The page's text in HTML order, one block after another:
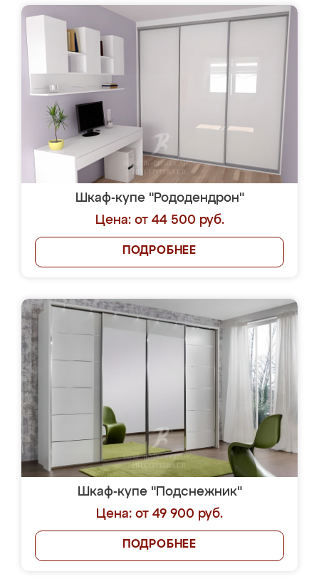
Шкаф-купе "Рододендрон"
Цена: от 44 500 руб.
ПОДРОБНЕЕ
Шкаф-купе "Подснежник"
Цена: от 49 900 руб.
ПОДРОБНЕЕ